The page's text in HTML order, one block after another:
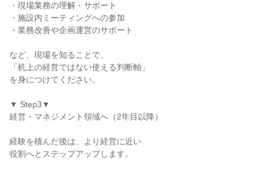
・現場業務の理解・サポート
・施設内ミーティングへの参加
・業務改善や企画運営のサポート
など、現場を知ることで、
「机上の経営ではない使える判断軸」
を身につけてください。
▼ Step3▼
経営・マネジメント領域へ（2年目以降）
経験を積んだ後は、より経営に近い
役割へとステップアップします。